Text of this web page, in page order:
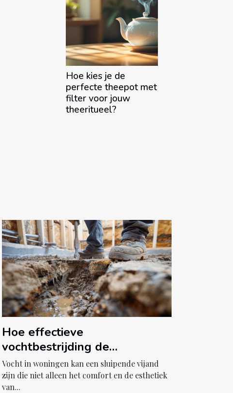
Hoe kies je de
perfecte theepot met
filter voor jouw
theeritueel?
Hoe effectieve
vochtbestrijding de
levenskwaliteit verbetert
Vocht in woningen kan een sluipende vijand
zijn die niet alleen het comfort en de esthetiek
van...